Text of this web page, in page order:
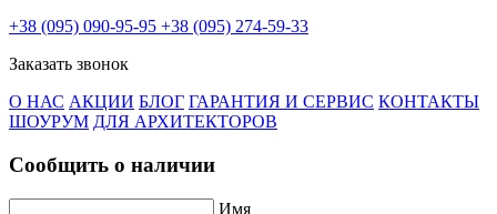
+38 (095) 090-95-95 +38 (095) 274-59-33
Заказать звонок
О НАС АКЦИИ БЛОГ ГАРАНТИЯ И СЕРВИС КОНТАКТЫ
ШОУРУМ ДЛЯ АРХИТЕКТОРОВ
Сообщить о наличии
Имя